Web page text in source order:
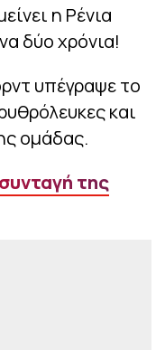
η Ρένια
δύο χρόνια!
υπέγραψε το
και
ομάδας.
της